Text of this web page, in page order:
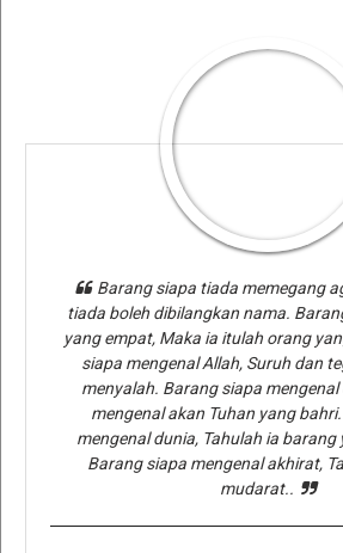
Barang siapa tiada memegang
tiada boleh dibilangkan nama.
yang empat, Maka ia itulah orang
siapa mengenal Allah, Suruh dan
menyalah. Barang siapa
mengenal akan Tuhan yang
mengenal dunia, Tahulah ia barang
Barang siapa mengenal akhirat,
mudarat..